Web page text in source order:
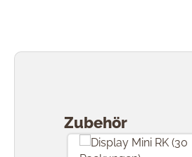
Zubehör